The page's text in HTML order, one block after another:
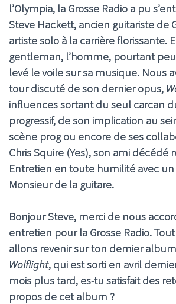
l’Olympia, la Grosse Radio a pu
Steve Hackett, ancien guitariste de
artiste solo à la carrière florissante.
gentleman, l’homme, pourtant
levé le voile sur sa musique. Nous
tour discuté de son dernier opus,
influences sortant du seul carcan
progressif, de son implication au
scène prog ou encore de ses
Chris Squire (Yes), son ami
Entretien en toute humilité avec
Monsieur de la guitare.
Bonjour Steve, merci de nous
entretien pour la Grosse Radio.
allons revenir sur ton dernier
Wolflight, qui est sorti en avril
mois plus tard, es-tu satisfait des
propos de cet album ?